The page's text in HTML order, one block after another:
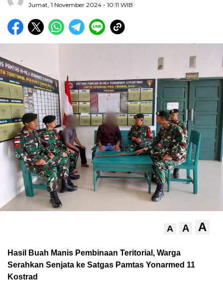
Jumat, 1 November 2024 - 10:11 WIB
A A A
Hasil Buah Manis Pembinaan Teritorial, Warga
Serahkan Senjata ke Satgas Pamtas Yonarmed 11
Kostrad